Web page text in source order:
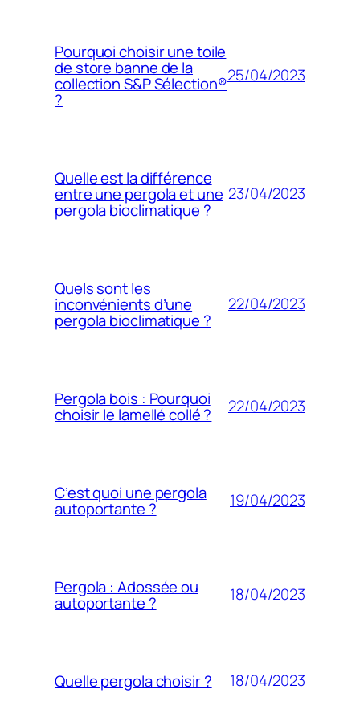
Pourquoi choisir une toile
de store banne de la
collection S&P Sélection®
?
25/04/2023
Quelle est la différence
entre une pergola et une
pergola bioclimatique ?
23/04/2023
Quels sont les
inconvénients d’une
pergola bioclimatique ?
22/04/2023
Pergola bois : Pourquoi
choisir le lamellé collé ? 22/04/2023
C’est quoi une pergola
autoportante ? 19/04/2023
Pergola : Adossée ou
autoportante ? 18/04/2023
Quelle pergola choisir ? 18/04/2023